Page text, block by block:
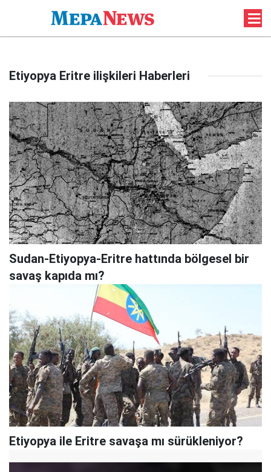
Etiyopya Eritre ilişkileri Haberleri
Sudan-Etiyopya-Eritre hattında bölgesel bir
savaş kapıda mı?
Etiyopya ile Eritre savaşa mı sürükleniyor?